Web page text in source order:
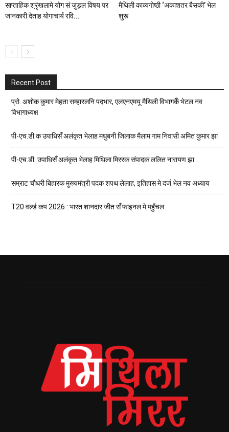
साप्ताहिक श्रृंखलामे योग सं जुड़ल विषय पर
जानकारी देताह योगाचार्य रवि...
मैथिली काव्यगोष्ठी ‘अकाशतर बैसकी’ भेल
शुरू
Recent Post
प्रो. अशोक कुमार मेहता सम्हारलनि पदभार, एलएनएमयू मैथिली विभागकेँ भेटल नव
विभागाध्यक्ष
पी-एच.डी.क उपाधिसँ अलंकृत भेलाह मधुबनी जिलाक मैलाम गाम निवासी अमित कुमार झा
पी-एच.डी. उपाधिसँ अलंकृत भेलाह मिथिला मिररक संपादक ललित नारायण झा
सम्राट चौधरी बिहारक मुख्यमंत्री पदक शपथ लेलाह, इतिहास मे दर्ज भेल नव अध्याय
T20 वर्ल्ड कप 2026 : भारत शानदार जीत सँ फाइनल मे पहुँचल